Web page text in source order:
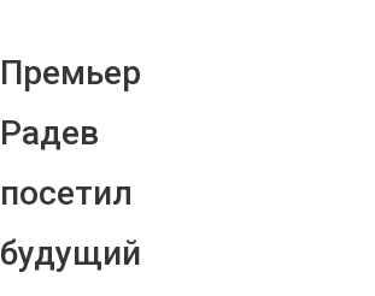
Премьер
Радев
посетил
будущий